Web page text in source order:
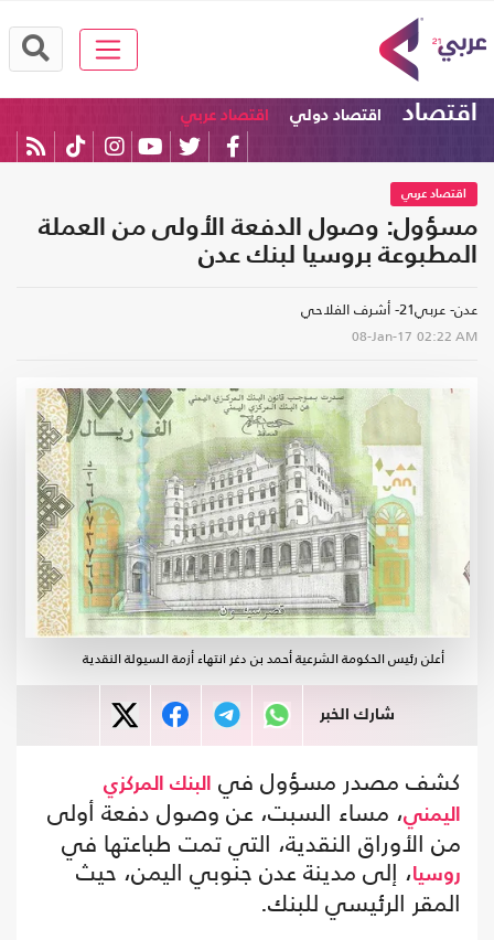
اقتصاد اقتصاد دولي اقتصاد عربي
اقتصاد عربي
مسؤول: وصول الدفعة الأولى من العملة
المطبوعة بروسيا لبنك عدن
عدن- عربي21- أشرف الفلاحي
08-Jan-17 02:22 AM
أعلن رئيس الحكومة الشرعية أحمد بن دغر انتهاء أزمة السيولة النقدية
شارك الخبر
كشف مصدر مسؤول في
البنك المركزي
اليمني، مساء السبت، عن وصول دفعة أولى
من الأوراق النقدية، التي تمت طباعتها في
روسيا، إلى مدينة عدن جنوبي اليمن، حيث
المقر الرئيسي للبنك.